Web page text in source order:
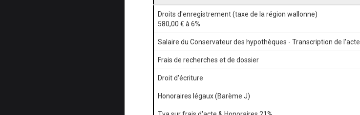
Droits d'enregistrement (taxe de la région wallonne)
580,00 € à 6%
Salaire du Conservateur des hypothèques - Transcription de l'acte
Frais de recherches et de dossier
Droit d'écriture
Honoraires légaux (Barème J)